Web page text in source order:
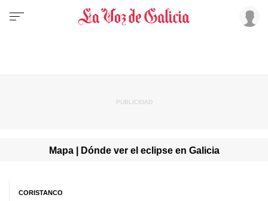
Mapa | Dónde ver el eclipse en Galicia
CORISTANCO